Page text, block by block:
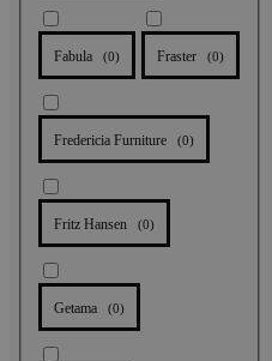
Fabula (0) Fraster (0)
Fredericia Furniture (0)
Fritz Hansen (0)
Getama (0)